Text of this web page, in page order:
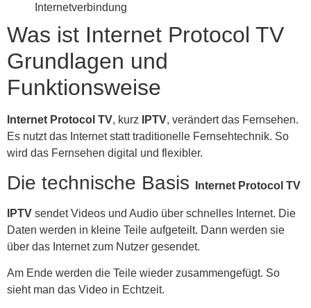
Internetverbindung
Was ist Internet Protocol TV
Grundlagen und
Funktionsweise
Internet Protocol TV, kurz IPTV, verändert das Fernsehen.
Es nutzt das Internet statt traditionelle Fernsehtechnik. So
wird das Fernsehen digital und flexibler.
Die technische Basis Internet Protocol TV
IPTV sendet Videos und Audio über schnelles Internet. Die
Daten werden in kleine Teile aufgeteilt. Dann werden sie
über das Internet zum Nutzer gesendet.
Am Ende werden die Teile wieder zusammengefügt. So
sieht man das Video in Echtzeit.